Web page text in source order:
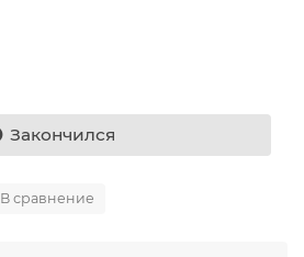
Закончился
В сравнение